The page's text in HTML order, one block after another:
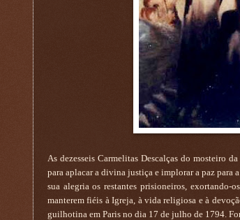
As dezesseis Carmelitas Descalças do mosteiro
para aplacar a divina justiça e implorar a paz para
sua alegria os restantes prisioneiros, exortando-
manterem fiéis à Igreja, à vida religiosa e à
guilhotina em Paris no dia 17 de julho de 1794.